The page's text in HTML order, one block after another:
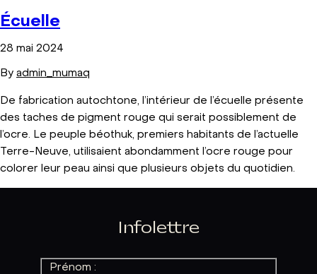
Écuelle
28 mai 2024
By admin_mumaq
De fabrication autochtone, l’intérieur de l’écuelle présente
des taches de pigment rouge qui serait possiblement de
l’ocre. Le peuple béothuk, premiers habitants de l’actuelle
Terre-Neuve, utilisaient abondamment l’ocre rouge pour
colorer leur peau ainsi que plusieurs objets du quotidien.
Infolettre
Prénom :